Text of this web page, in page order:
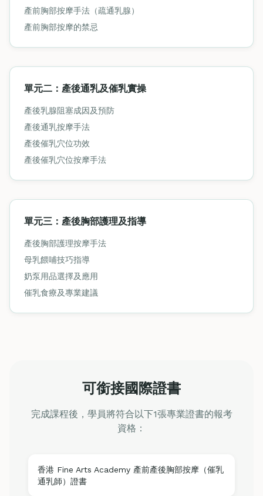
產前胸部按摩手法（疏通乳腺）
產前胸部按摩的禁忌
單元二：產後通乳及催乳實操
產後乳腺阻塞成因及預防
產後通乳按摩手法
產後催乳穴位功效
產後催乳穴位按摩手法
單元三：產後胸部護理及指導
產後胸部護理按摩手法
母乳餵哺技巧指導
奶泵用品選擇及應用
催乳食療及專業建議
可銜接國際證書
完成課程後，學員將符合以下1張專業證書的報考
資格：
香港 Fine Arts Academy 產前產後胸部按摩（催乳
通乳師）證書